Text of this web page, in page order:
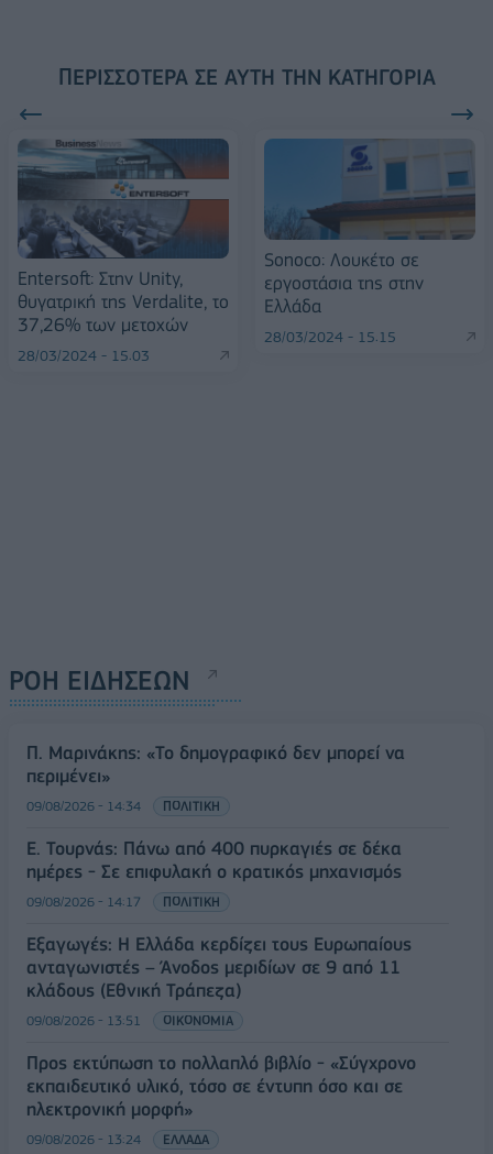
ΠΕΡΙΣΣΌΤΕΡΑ ΣΕ ΑΥΤΉ ΤΗΝ ΚΑΤΗΓΟΡΊΑ
Entersoft: Στην Unity,
θυγατρική της Verdalite, το
37,26% των μετοχών
28/03/2024 - 15:03
Sonoco: Λουκέτο σε
εργοστάσια της στην
Ελλάδα
28/03/2024 - 15:15
ΡΟΗ ΕΙΔΗΣΕΩΝ
Π. Μαρινάκης: «Το δημογραφικό δεν μπορεί να
περιμένει»
09/08/2026 - 14:34 ΠΟΛΙΤΙΚΗ
Ε. Τουρνάς: Πάνω από 400 πυρκαγιές σε δέκα
ημέρες - Σε επιφυλακή ο κρατικός μηχανισμός
09/08/2026 - 14:17 ΠΟΛΙΤΙΚΗ
Εξαγωγές: Η Ελλάδα κερδίζει τους Ευρωπαίους
ανταγωνιστές – Άνοδος μεριδίων σε 9 από 11
κλάδους (Εθνική Τράπεζα)
09/08/2026 - 13:51 ΟΙΚΟΝΟΜΙΑ
Προς εκτύπωση το πολλαπλό βιβλίο - «Σύγχρονο
εκπαιδευτικό υλικό, τόσο σε έντυπη όσο και σε
ηλεκτρονική μορφή»
09/08/2026 - 13:24 ΕΛΛΑΔΑ